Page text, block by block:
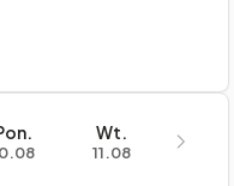
Wt.
11.08